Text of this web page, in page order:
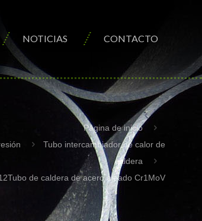
NOTICIAS CONTACTO
Página de inicio
Tubo intercambiador de calor de
caldera
de caldera de acero aleado Cr1MoV